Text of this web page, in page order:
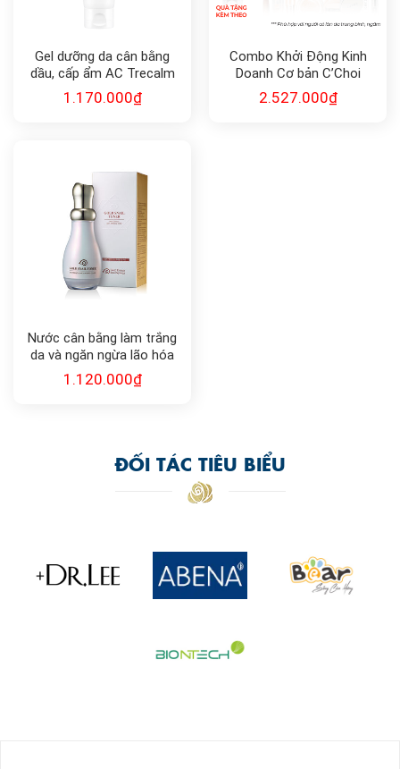
Gel dưỡng da cân bằng
dầu, cấp ẩm AC Trecalm
Cell Fushion C
1.170.000₫
Combo Khởi Động Kinh
Doanh Cơ bản C’Choi
2.527.000₫
Nước cân bằng làm trắng
da và ngăn ngừa lão hóa
Gold Snail Toner 130ml
1.120.000₫
ĐỐI TÁC TIÊU BIỂU